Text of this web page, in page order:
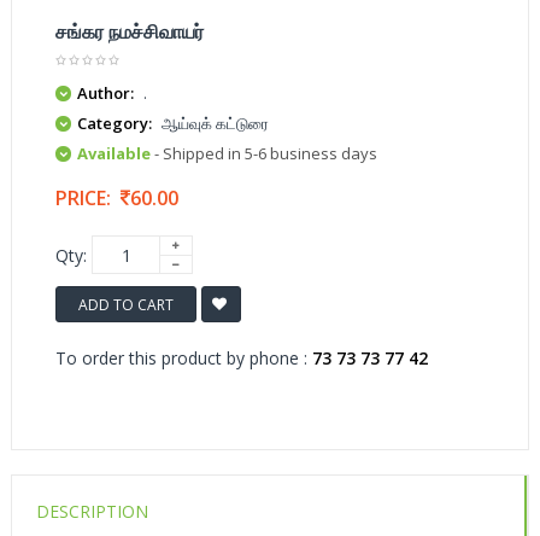
சங்கர நமச்சிவாயர்
Author: .
Category: ஆய்வுக் கட்டுரை
Available- Shipped in 5-6 business days
PRICE: 60.00
Qty:
ADD TO CART
To order this product by phone : 73 73 73 77 42
DESCRIPTION